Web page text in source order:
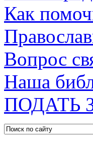
Как
Вопрос
Наша
ПОДАТЬ